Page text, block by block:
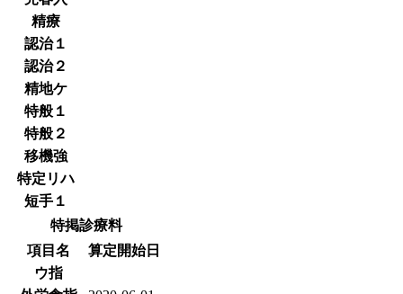
精療
認治１
認治２
精地ケ
特般１
特般２
移機強
特定リハ
短手１
特掲診療料
項目名
算定開始日
ウ指